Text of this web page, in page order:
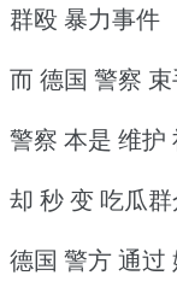
群殴 暴力事件
而 德国 警察
警察 本是 维护
却 秒 变 吃瓜群
德国 警方 通过